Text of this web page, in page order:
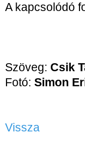
A kapcsolódó
Szöveg: Csik
Fotó: Simon
Vissza